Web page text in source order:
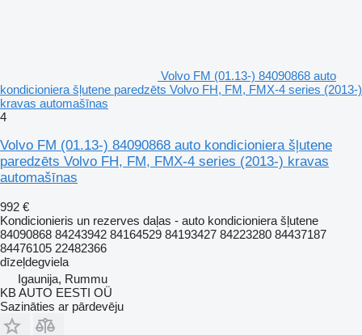
Volvo FM (01.13-) 84090868 auto
kondicioniera šļutene paredzēts Volvo FH, FM, FMX-4 series (2013-)
kravas automašīnas
4
Volvo FM (01.13-) 84090868 auto kondicioniera šļutene
paredzēts Volvo FH, FM, FMX-4 series (2013-) kravas
automašīnas
992 €
Kondicionieris un rezerves daļas - auto kondicioniera šļutene
84090868 84243942 84164529 84193427 84223280 84437187
84476105 22482366
dīzeļdegviela
Igaunija, Rummu
KB AUTO EESTI OÜ
Sazināties ar pārdevēju